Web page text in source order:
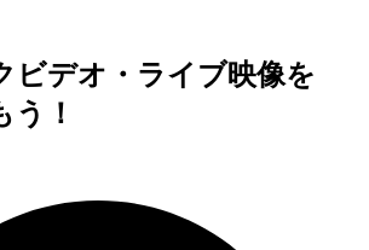
ビデオ・ライブ映像を
う！